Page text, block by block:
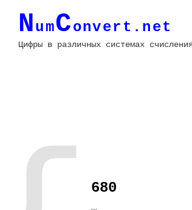
NumConvert.net
Цифры в различных системах счисления
680